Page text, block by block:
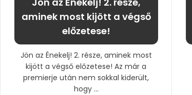
aminek most kijött a végső
előzetese!
Jön az Énekelj! 2. része, aminek most
kijött a végső előzetese! Az már a
premierje után nem sokkal kiderült,
hogy ...